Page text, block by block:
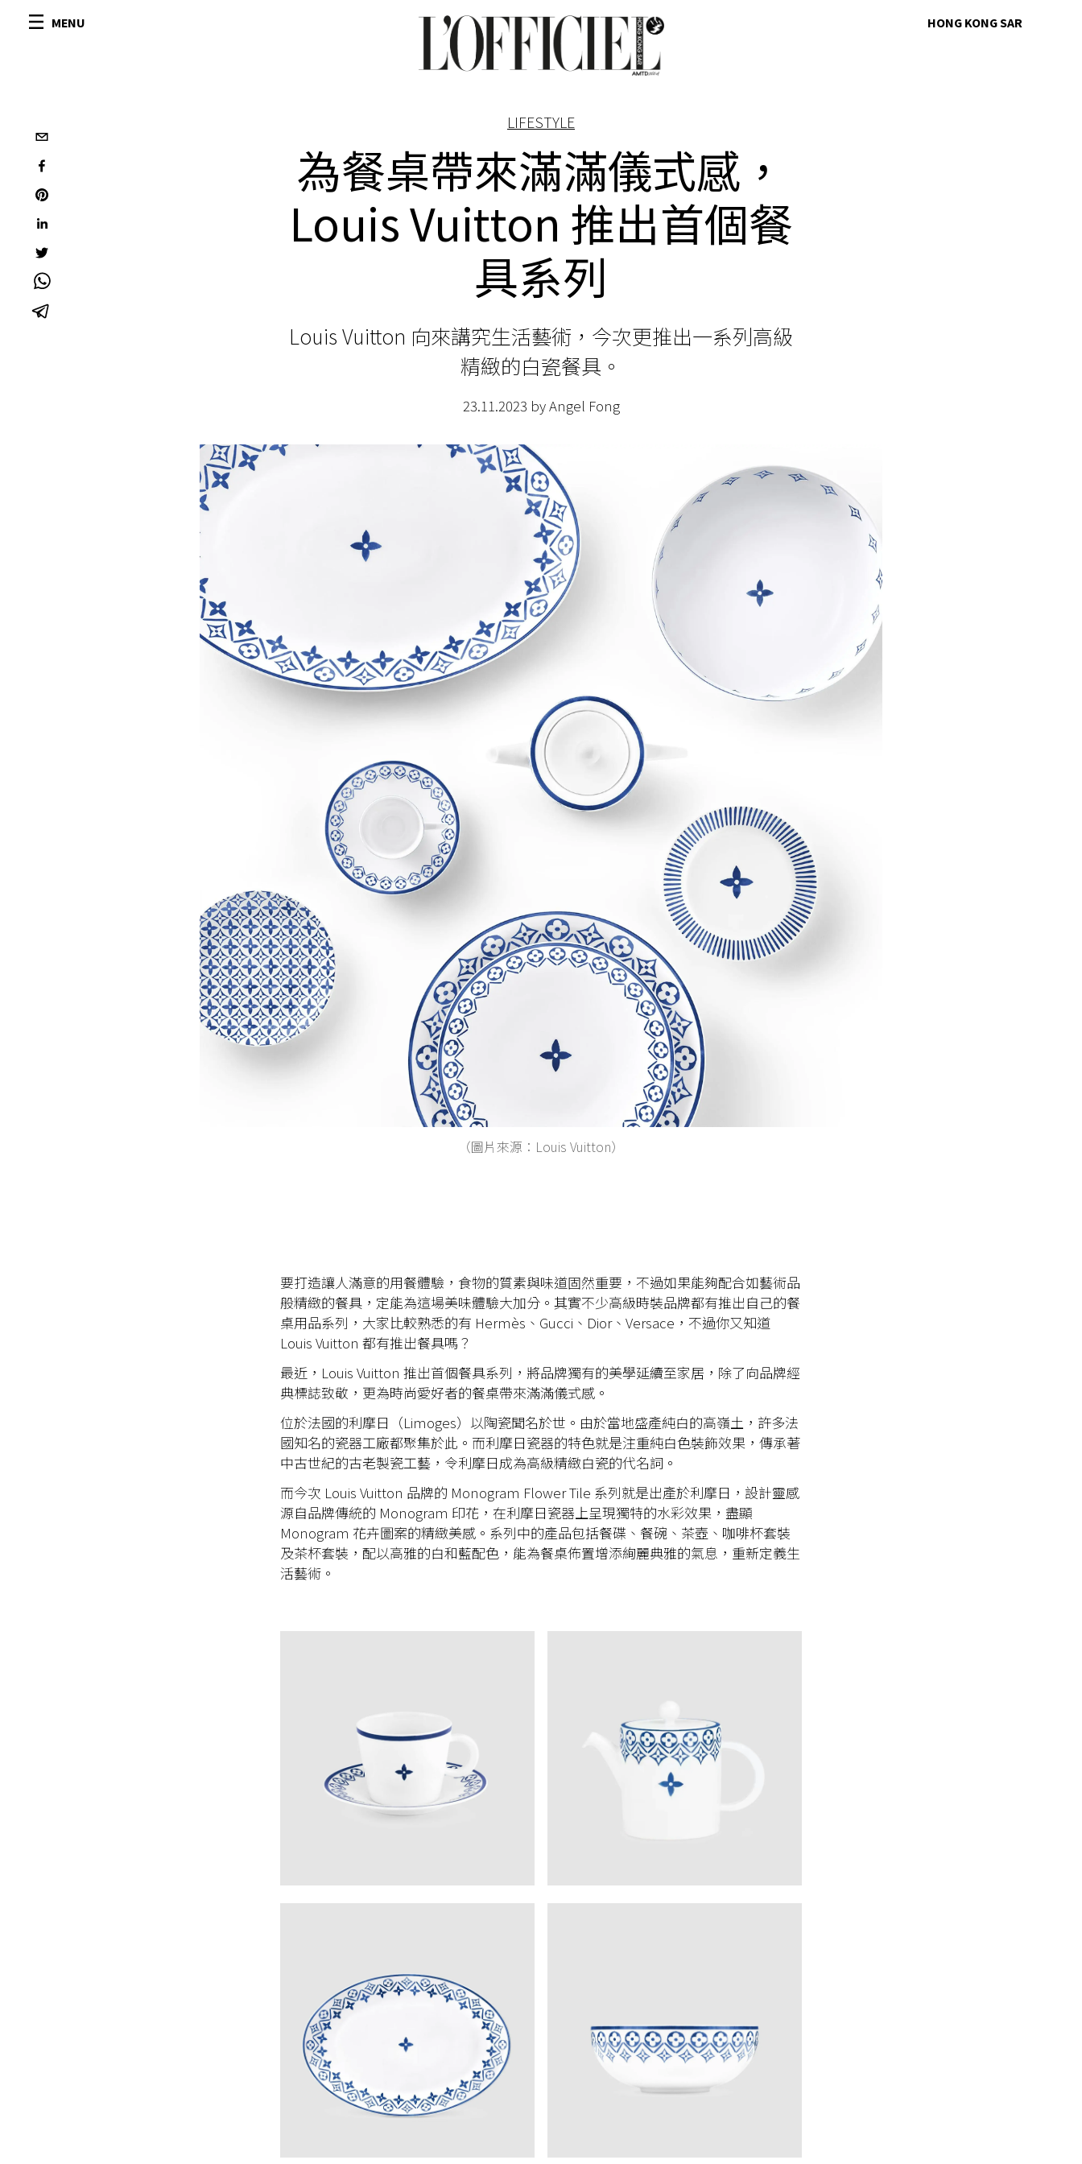
MENU HONG KONG SAR
LIFESTYLE
為餐桌帶來滿滿儀式感，
Louis Vuitton 推出首個餐
具系列
Louis Vuitton 向來講究生活藝術，今次更推出一系列高級
精緻的白瓷餐具。
23.11.2023 by Angel Fong
（圖片來源：Louis Vuitton）
要打造讓人滿意的用餐體驗，食物的質素與味道固然重要，不過如果能夠配合如藝術品
般精緻的餐具，定能為這場美味體驗大加分。其實不少高級時裝品牌都有推出自己的餐
桌用品系列，大家比較熟悉的有 Hermès、Gucci、Dior、Versace，不過你又知道
Louis Vuitton 都有推出餐具嗎？
最近，Louis Vuitton 推出首個餐具系列，將品牌獨有的美學延續至家居，除了向品牌經
典標誌致敬，更為時尚愛好者的餐桌帶來滿滿儀式感。
位於法國的利摩日（Limoges）以陶瓷聞名於世。由於當地盛產純白的高嶺土，許多法
國知名的瓷器工廠都聚集於此。而利摩日瓷器的特色就是注重純白色裝飾效果，傳承著
中古世紀的古老製瓷工藝，令利摩日成為高級精緻白瓷的代名詞。
而今次 Louis Vuitton 品牌的 Monogram Flower Tile 系列就是出產於利摩日，設計靈感
源自品牌傳統的 Monogram 印花，在利摩日瓷器上呈現獨特的水彩效果，盡顯
Monogram 花卉圖案的精緻美感。系列中的產品包括餐碟、餐碗、茶壺、咖啡杯套裝
及茶杯套裝，配以高雅的白和藍配色，能為餐桌佈置增添絢麗典雅的氣息，重新定義生
活藝術。